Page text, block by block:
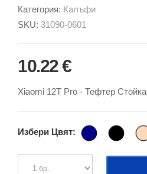
Категория: Калъфи
SKU: 31090-0601
10.22 €
Xiaomi 12T Pro - Тефтер Стойка
Избери Цвят: